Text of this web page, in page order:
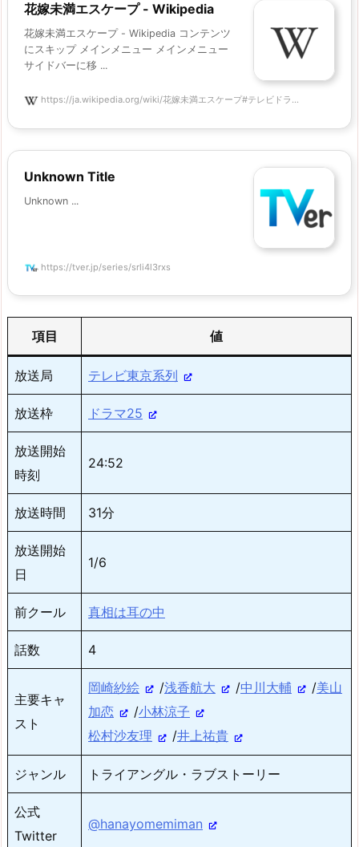
花嫁未満エスケープ - Wikipedia
花嫁未満エスケープ - Wikipedia コンテンツ
にスキップ メインメニュー メインメニュー
サイドバーに移 ...
https://ja.wikipedia.org/wiki/花嫁未満エスケープ#テレビドラ...
Unknown Title
Unknown ...
https://tver.jp/series/srli4l3rxs
項目 値
放送局 テレビ東京系列
放送枠 ドラマ25
放送開始
時刻
24:52
放送時間 31分
放送開始
日
1/6
前クール 真相は耳の中
話数 4
主要キャ
スト
岡崎紗絵 /浅香航大 /中川大輔 /美山
加恋
/小林涼子
松村沙友理
/井上祐貴
ジャンル トライアングル・ラブストーリー
公式
Twitter
@hanayomemiman